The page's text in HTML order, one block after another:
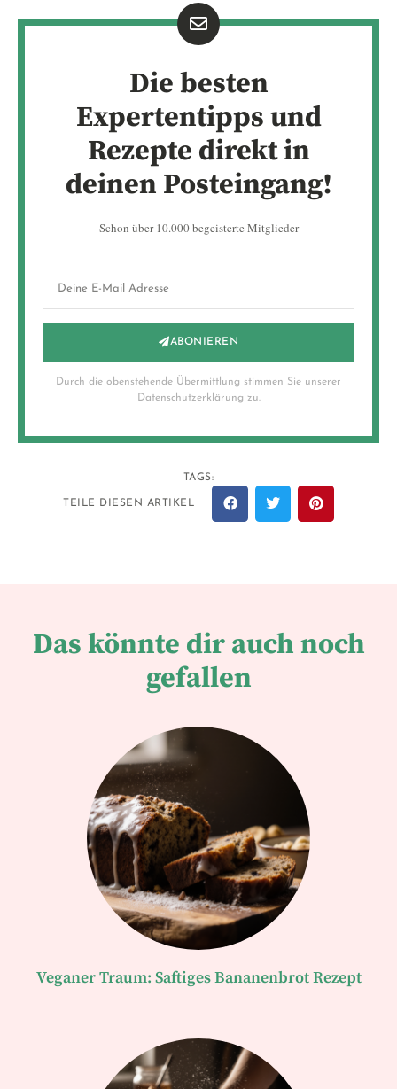
Die besten
Expertentipps und
Rezepte direkt in
deinen Posteingang!
Schon über 10.000 begeisterte Mitglieder
ABONIEREN
Durch die obenstehende Übermittlung stimmen Sie unserer
Datenschutzerklärung zu.
TAGS:
TEILE DIESEN ARTIKEL
Das könnte dir auch noch
gefallen
Veganer Traum: Saftiges Bananenbrot Rezept